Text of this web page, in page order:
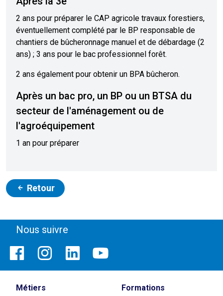
2 ans pour préparer le CAP agricole travaux forestiers,
éventuellement complété par le BP responsable de
chantiers de bûcheronnage manuel et de débardage (2
ans) ; 3 ans pour le bac professionnel forêt.
2 ans également pour obtenir un BPA bûcheron.
Après un bac pro, un BP ou un BTSA du
secteur de l'aménagement ou de
l'agroéquipement
1 an pour préparer
Retour
Nous suivre
Métiers
Formations